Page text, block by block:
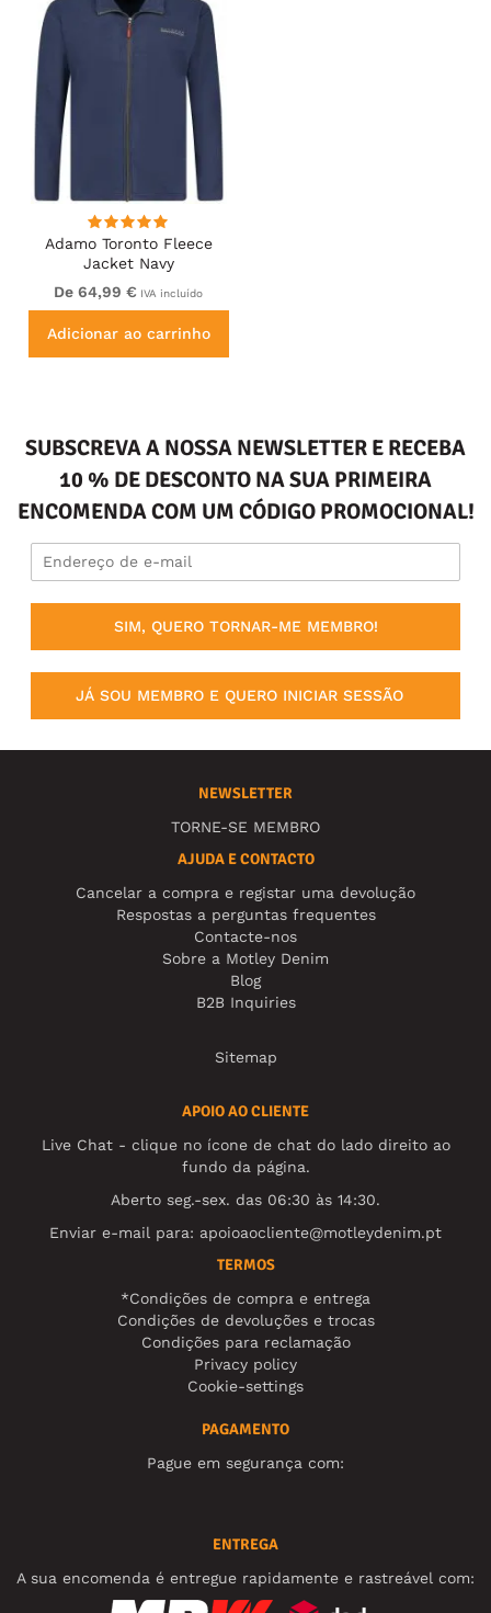
Adamo Toronto Fleece
Jacket Navy
De 64,99 € IVA incluído
Adicionar ao carrinho
SUBSCREVA A NOSSA NEWSLETTER E RECEBA
10 % DE DESCONTO NA SUA PRIMEIRA
ENCOMENDA COM UM CÓDIGO PROMOCIONAL!
SIM, QUERO TORNAR-ME MEMBRO!
JÁ SOU MEMBRO E QUERO INICIAR SESSÃO
NEWSLETTER
TORNE-SE MEMBRO
AJUDA E CONTACTO
Cancelar a compra e registar uma devolução
Respostas a perguntas frequentes
Contacte-nos
Sobre a Motley Denim
Blog
B2B Inquiries
Sitemap
APOIO AO CLIENTE
Live Chat - clique no ícone de chat do lado direito ao
fundo da página.
Aberto seg.-sex. das 06:30 às 14:30.
Enviar e-mail para: apoioaocliente@motleydenim.pt
TERMOS
*Condições de compra e entrega
Condições de devoluções e trocas
Condições para reclamação
Privacy policy
Cookie-settings
PAGAMENTO
Pague em segurança com:
ENTREGA
A sua encomenda é entregue rapidamente e rastreável com: